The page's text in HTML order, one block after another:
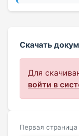
Скачать
Для
войти в
Первая страница